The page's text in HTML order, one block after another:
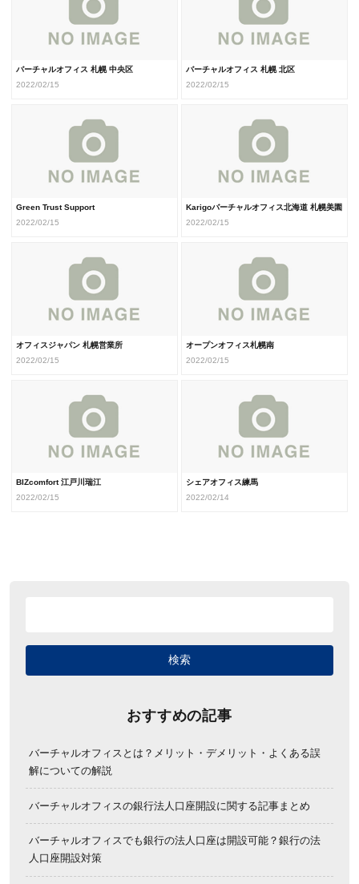
バーチャルオフィス 札幌 中央区
2022/02/15
バーチャルオフィス 札幌 北区
2022/02/15
Green Trust Support
2022/02/15
Karigoバーチャルオフィス北海道 札幌美園
2022/02/15
オフィスジャパン 札幌営業所
2022/02/15
オープンオフィス札幌南
2022/02/15
BIZcomfort 江戸川瑞江
2022/02/15
シェアオフィス練馬
2022/02/14
おすすめの記事
バーチャルオフィスとは？メリット・デメリット・よくある誤
解についての解説
バーチャルオフィスの銀行法人口座開設に関する記事まとめ
バーチャルオフィスでも銀行の法人口座は開設可能？銀行の法
人口座開設対策